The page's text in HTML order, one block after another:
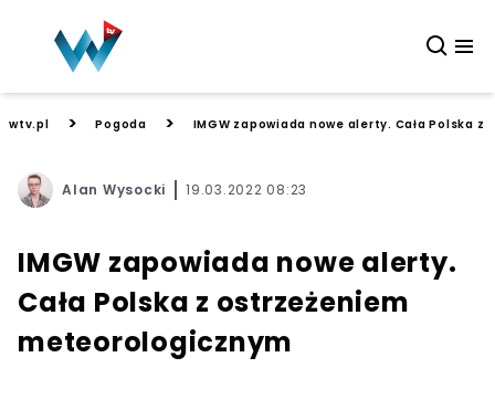
wtv.pl > Pogoda > IMGW zapowiada nowe alerty. Cała Polska
Alan Wysocki 19.03.2022 08:23
IMGW zapowiada nowe alerty.
Cała Polska z ostrzeżeniem
meteorologicznym